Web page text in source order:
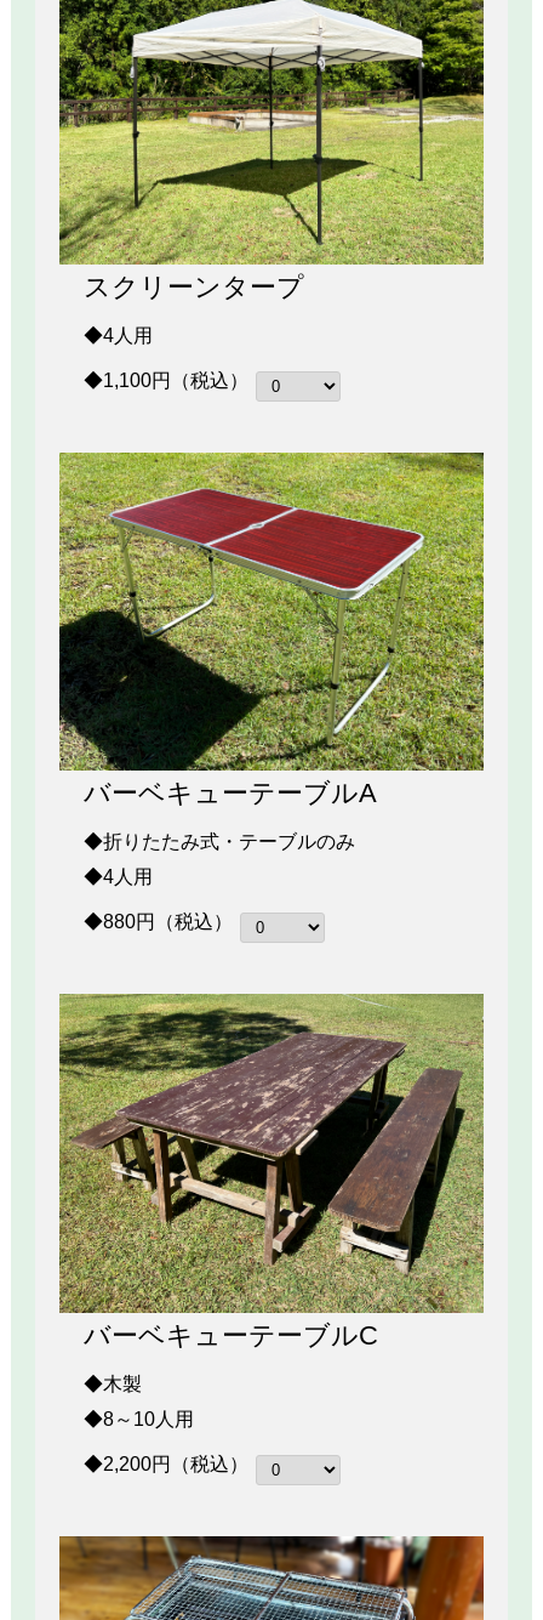
スクリーンタープ
◆4人用
◆1,100円（税込）
バーベキューテーブルA
◆折りたたみ式・テーブルのみ
◆4人用
◆880円（税込）
バーベキューテーブルC
◆木製
◆8～10人用
◆2,200円（税込）